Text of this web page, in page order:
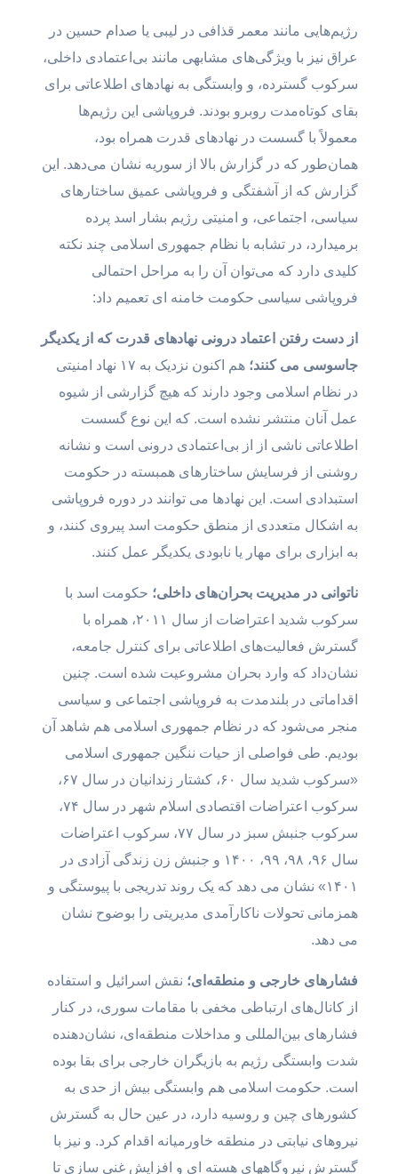
رژیم‌هایی مانند معمر قذافی در لیبی یا صدام حسین در
عراق نیز با ویژگی‌های مشابهی مانند بی‌اعتمادی داخلی،
سرکوب گسترده، و وابستگی به نهادهای اطلاعاتی برای
بقای کوتاه‌مدت روبرو بودند. فروپاشی این رژیم‌ها
معمولاً با گسست در نهادهای قدرت همراه بود،
همان‌طور که در گزارش بالا از سوریه نشان می‌دهد. این
گزارش که از آشفتگی و فروپاشی عمیق ساختارهای
سیاسی، اجتماعی، و امنیتی رژیم بشار اسد پرده
برمیدارد، در تشابه با نظام جمهوری اسلامی چند نکته
کلیدی دارد که می‌توان آن را به مراحل احتمالی
فروپاشی سیاسی حکومت‌ خامنه ای تعمیم داد:
از دست رفتن اعتماد درونی نهادهای قدرت که از یکدیگر
جاسوسی می کنند؛
هم اکنون نزدیک به ۱۷ نهاد امنیتی
در نظام اسلامی وجود دارند که هیچ گزارشی از شیوه
عمل آنان منتشر نشده است. که این نوع گسست
اطلاعاتی ناشی از از بی‌اعتمادی درونی است و نشانه
روشنی از فرسایش ساختارهای همبسته در حکومت
استبدادی است. این نهادها می توانند در دوره فروپاشی
به اشکال متعددی از منطق حکومت اسد پیروی کنند، و
به ابزاری برای مهار یا نابودی یکدیگر عمل کنند.
ناتوانی در مدیریت بحران‌های داخلی؛ حکومت اسد با
سرکوب شدید اعتراضات از سال ۲۰۱۱، همراه با
گسترش فعالیت‌های اطلاعاتی برای کنترل جامعه،
نشان‌داد که وارد بحران مشروعیت شده است. چنین
اقداماتی در بلندمدت به فروپاشی اجتماعی و سیاسی
منجر می‌شود که در نظام جمهوری اسلامی هم شاهد آن
بودیم. طی فواصلی از حیات ننگین جمهوری اسلامی
«سرکوب شدید سال ۶۰، کشتار زندانیان در سال ۶۷،
سرکوب اعتراضات اقتصادی اسلام شهر در سال ۷۴،
سرکوب جنبش سبز در سال ۷۷، سرکوب اعتراضات
سال ۹۶، ۹۸، ۹۹، ۱۴۰۰ و جنبش زن زندگی آزادی در
۱۴۰۱» نشان می دهد که یک روند تدریجی با پیوستگی و
همزمانی تحولات ناکارآمدی مدیریتی را بوضوح نشان
می دهد.
فشارهای خارجی و منطقه‌ای؛ نقش اسرائیل و استفاده
از کانال‌های ارتباطی مخفی با مقامات سوری، در کنار
فشارهای بین‌المللی و مداخلات منطقه‌ای، نشان‌دهنده
شدت وابستگی رژیم به بازیگران خارجی برای بقا بوده
است. حکومت اسلامی هم وابستگی بیش از حدی به
کشورهای چین و روسیه دارد، در عین حال به گسترش
نیروهای نیابتی در منطقه خاورمیانه اقدام کرد. و نیز با
گسترش نیروگاههای هسته ای و افزایش غنی سازی تا